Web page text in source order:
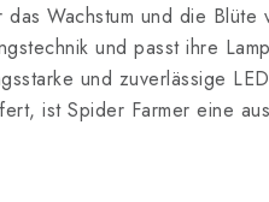
Wachstum und die
und passt ihre
und zuverlässige
ist Spider Farmer eine